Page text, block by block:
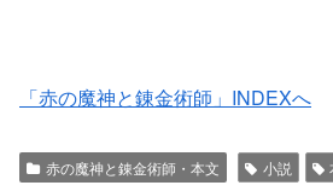
「赤の魔神と錬金術師」INDEXへ
赤の魔神と錬金術師・本文 小説